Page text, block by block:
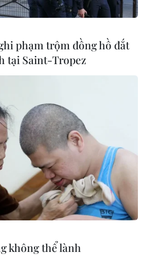
phản ánh phóng viên bị
Lai
Hòa Bình yêu cầu UBND tỉnh Gia
điều tra làm rõ nội dung phản
Giao thông Vận tải bị các đối
Lai.
phạm trộm đồng hồ đắt
tại Saint-Tropez
không thể lành